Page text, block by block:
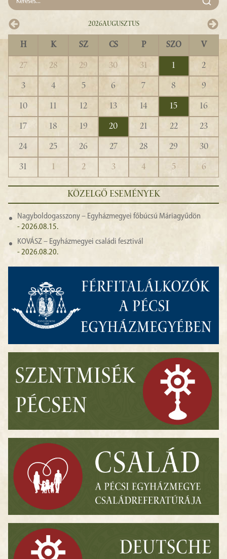
2026Augusztus
H K SZ CS P SZO V
27 28 29 30 31 1
2
3
4 5 6 7 8
9
10
11 12 13 14 15
16
17
18 19 20 21 22
23
24
25 26 27 28 29
30
31
1 2 3 4 5 6
KÖZELGŐ ESEMÉNYEK
Nagyboldogasszony – Egyházmegyei főbúcsú Máriagyűdön
- 2026.08.15.
KOVÁSZ – Egyházmegyei családi fesztivál
- 2026.08.20.